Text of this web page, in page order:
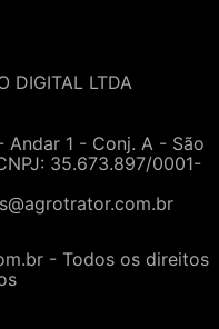
DIGITAL LTDA
Andar 1 - Conj. A - São
35.673.897/0001-
- Todos os direitos